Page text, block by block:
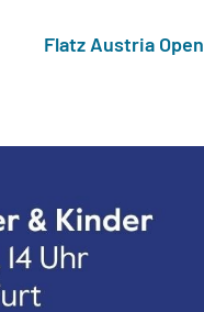
Flatz Austria Open